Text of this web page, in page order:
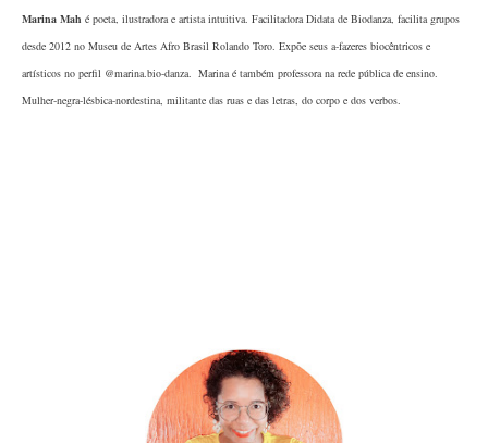
Marina Mah é poeta, ilustradora e artista intuitiva. Facilitadora Didata de Biodanza, facilita grupos
desde 2012 no Museu de Artes Afro Brasil Rolando Toro. Expõe seus a-fazeres biocêntricos e
artísticos no perﬁl @marina.bio-danza. Marina é também professora na rede pública de ensino.
Mulher-negra-lésbica-nordestina, militante das ruas e das letras, do corpo e dos verbos.